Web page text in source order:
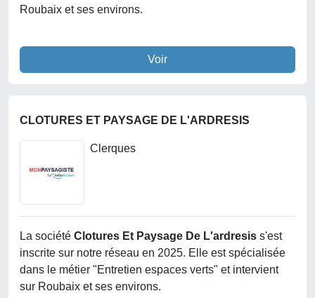
Roubaix et ses environs.
Voir
CLOTURES ET PAYSAGE DE L'ARDRESIS
Clerques
La société Clotures Et Paysage De L'ardresis s'est
inscrite sur notre réseau en 2025. Elle est spécialisée
dans le métier "Entretien espaces verts" et intervient
sur Roubaix et ses environs.